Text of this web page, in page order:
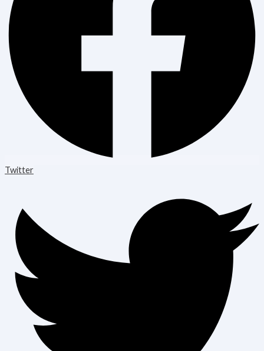
Twitter